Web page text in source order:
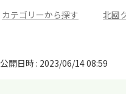
カテゴリーから探す 北國
公開日時 : 2023/06/14 08:59